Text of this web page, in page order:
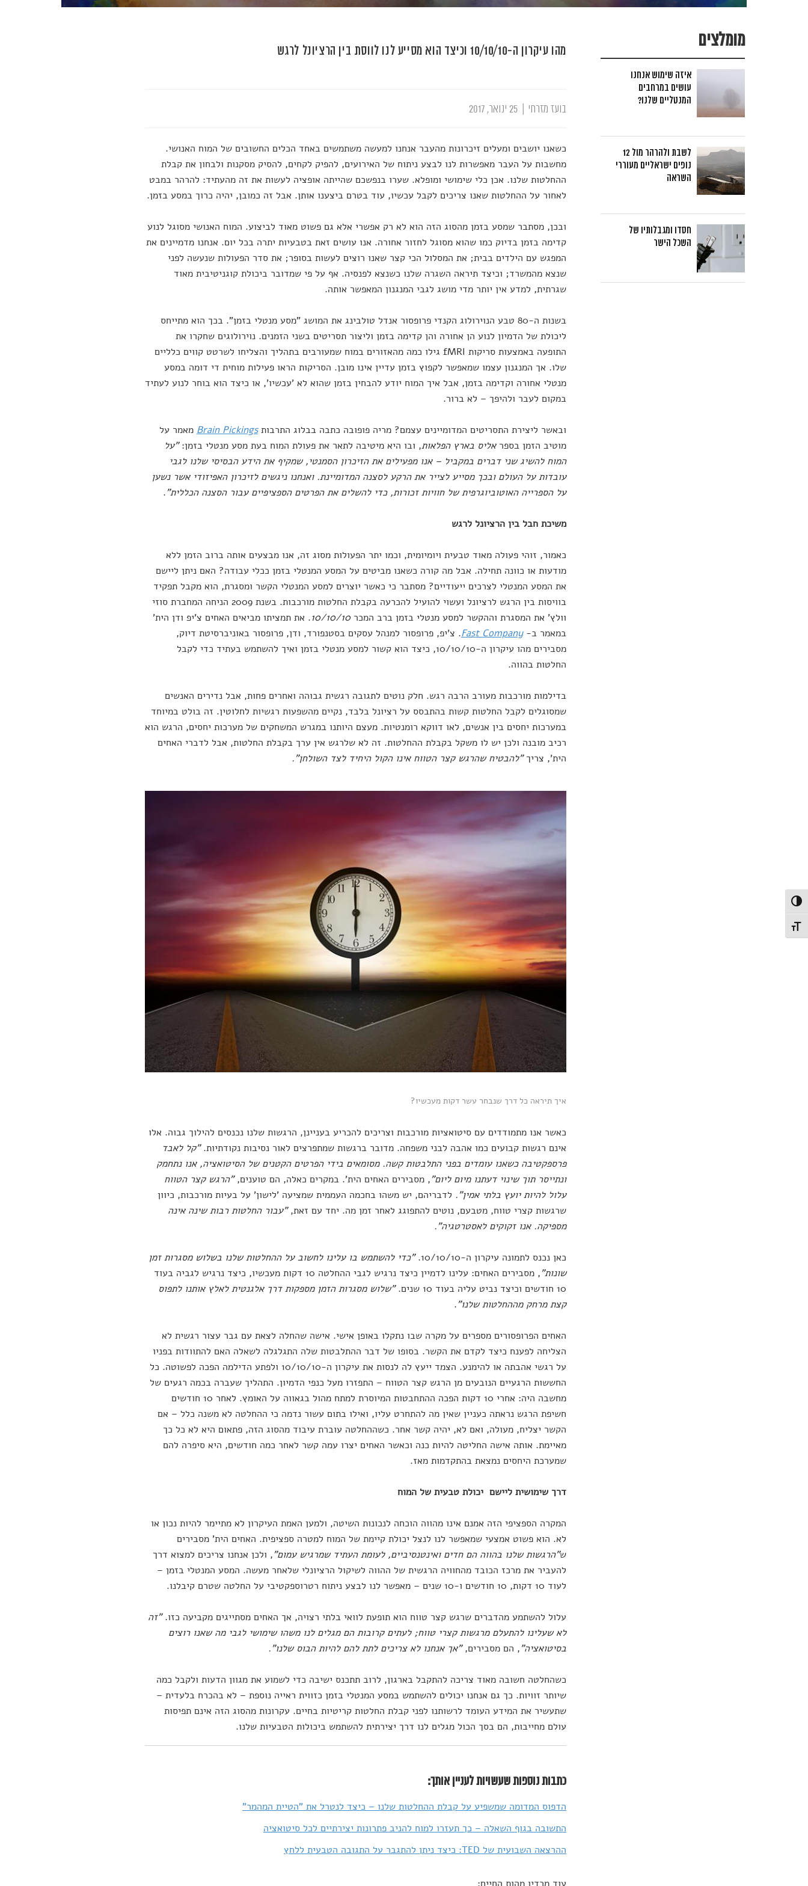
הפעל/כבה ניגודיות גבוהה
מתג גודל גופן
מהו עיקרון ה-10/10/10 וכיצד הוא מסייע לנו לווסת בין הרציונל לרגש
בועז מזרחי
כשאנו יושבים ומעלים זיכרונות מהעבר אנחנו למעשה משתמשים באחד הכלים החשובים של המוח האנושי.
מחשבות על העבר מאפשרות לנו לבצע ניתוח של האירועים, להפיק לקחים, להסיק מסקנות ולבחון את קבלת
ההחלטות שלנו. אכן כלי שימושי ומופלא. שערו בנפשכם שהייתה אופציה לעשות את זה מהעתיד: להרהר במבט
לאחור על ההחלטות שאנו צריכים לקבל עכשיו, עוד בטרם ביצענו אותן. אבל זה כמובן, יהיה כרוך במסע בזמן.
ובכן, מסתבר שמסע בזמן מהסוג הזה הוא לא רק אפשרי אלא גם פשוט מאוד לביצוע. המוח האנושי מסוגל לנוע
קדימה בזמן בדיוק כמו שהוא מסוגל לחזור אחורה. אנו עושים זאת בטבעיות יתרה בכל יום. אנחנו מדמיינים את
המפגש עם הילדים בבית; את המסלול הכי קצר שאנו רוצים לעשות בסופר; את סדר הפעולות שנעשה לפני
שנצא מהמשרד; וכיצד תיראה השגרה שלנו כשנצא לפנסיה. אף על פי שמדובר ביכולת קוגניטיבית מאוד
שגרתית, למדע אין יותר מדי מושג לגבי המנגנון המאפשר אותה.
בשנות ה-80 טבע הנוירולוג הקנדי פרופסור אנדל טולבינג את המושג "מסע מנטלי בזמן". בכך הוא מתייחס
ליכולת של הדמיון לנוע הן אחורה והן קדימה בזמן וליצור תסריטים בשני הזמנים. נוירולוגים שחקרו את
התופעה באמצעות סריקות fMRI גילו כמה מהאזורים במוח שמעורבים בתהליך והצליחו לשרטט קווים כלליים
שלו. אך המנגנון עצמו שמאפשר לקפוץ בזמן עדיין אינו מובן. הסריקות הראו פעילות מוחית די דומה במסע
מנטלי אחורה וקדימה בזמן, אבל איך המוח יודע להבחין בזמן שהוא לא 'עכשיו', או כיצד הוא בוחר לנוע לעתיד
במקום לעבר ולהיפך – לא ברור.
ובאשר ליצירת התסריטים המדומיינים עצמם? מריה פופובה כתבה בבלוג התרבותBrain Pickings מאמר על
מוטיב הזמן בספראליס בארץ הפלאות, ובו היא מיטיבה לתאר את פעולת המוח בעת מסע מנטלי בזמן:"על
המוח להשיג שני דברים במקביל – אנו מפעילים את הזיכרון הסמנטי, שמקיף את הידע הבסיסי שלנו לגבי
עובדות על העולם ובכך מסייע לצייר את הרקע לסצנה המדומיינת. ואנחנו ניגשים לזיכרון האפיזודי אשר נשען
על הספרייה האוטוביוגרפית של חוויות זכורות, כדי להשלים את הפרטים הספציפיים עבור הסצנה הכללית".
משיכת חבל בין הרציונל לרגש
כאמור, זוהי פעולה מאוד טבעית ויומיומית, וכמו יתר הפעולות מסוג זה, אנו מבצעים אותה ברוב הזמן ללא
מודעות או כוונה תחילה. אבל מה קורה כשאנו מביטים על המסע המנטלי בזמן ככלי עבודה? האם ניתן ליישם
את המסע המנטלי לצרכים ייעודיים? מסתבר כי כאשר יוצרים למסע המנטלי הקשר ומסגרת, הוא מקבל תפקיד
בוויסות בין הרגש לרציונל ועשוי להועיל להכרעה בקבלת החלטות מורכבות. בשנת 2009 הניחה המחברת סוזי
וולץ' את המסגרת וההקשר למסע מנטלי בזמן ברב המכר10/10/10. את תמציתו מביאים האחים צ'יפ ודן הית'
במאמר ב-Fast Company. צ'יפ, פרופסור למנהל עסקים בסטנפורד, ודן, פרופסור באוניברסיטת דיוק,
מסבירים מהו עיקרון ה-10/10/10, כיצד הוא קשור למסע מנטלי בזמן ואיך להשתמש בעתיד כדי לקבל
החלטות בהווה.
בדילמות מורכבות מעורב הרבה רגש. חלק נוטים לתגובה רגשית גבוהה ואחרים פחות, אבל נדירים האנשים
שמסוגלים לקבל החלטות קשות בהתבסס על רציונל בלבד, נקיים מהשפעות רגשיות לחלוטין. זה בולט במיוחד
במערכות יחסים בין אנשים, לאו דווקא רומנטיות. מעצם היותנו במגרש המשחקים של מערכות יחסים, הרגש הוא
רכיב מובנה ולכן יש לו משקל בקבלת ההחלטות. זה לא שלרגש אין ערך בקבלת החלטות, אבל לדברי האחים
הית', צריך"להבטיח שהרגש קצר הטווח אינו הקול היחיד לצד השולחן".
איך תיראה כל דרך שנבחר עשר דקות מעכשיו?
כאשר אנו מתמודדים עם סיטואציות מורכבות וצריכים להכריע בעניינן, הרגשות שלנו נכנסים להילוך גבוה. אלו
אינם רגשות קבועים כמו אהבה לבני משפחה. מדובר ברגשות שמתפרצים לאור נסיבות נקודתיות."קל לאבד
פרספקטיבה כשאנו עומדים בפני התלבטות קשה. מסומאים בידי הפרטים הקטנים של הסיטואציה, אנו נתחמק
ונתייסר תוך שינוי דעתנו מיום ליום", מסבירים האחים הית'. במקרים כאלה, הם טוענים,"הרגש קצר הטווח
עלול להיות יועץ בלתי אמין". לדבריהם, יש משהו בחכמה העממית שמציעה 'לישון' על בעיות מורכבות, כיוון
שרגשות קצרי טווח, מטבעם, נוטים להתפוגג לאחר זמן מה. יחד עם זאת,"עבור החלטות רבות שינה אינה
מספיקה. אנו זקוקים לאסטרטגיה".
כאן נכנס לתמונה עיקרון ה-10/10/10.
"כדי להשתמש בו עלינו לחשוב על ההחלטות שלנו בשלוש מסגרות זמן
שונות"
, מסבירים האחים: עלינו לדמיין כיצד נרגיש לגבי ההחלטה 10 דקות מעכשיו, כיצד נרגיש לגביה בעוד
10 חודשים וכיצד נביט עליה בעוד 10 שנים.
"שלוש מסגרות הזמן מספקות דרך אלגנטית לאלץ אותנו לתפוס
קצת מרחק מההחלטות שלנו".
האחים הפרופסורים מספרים על מקרה שבו נתקלו באופן אישי. אישה שהחלה לצאת עם גבר עצור רגשית לא
הצליחה לפענח כיצד לקדם את הקשר. בסופו של דבר ההתלבטות שלה התגלגלה לשאלה האם להתוודות בפניו
על רגשי אהבתה או להימנע. הצמד ייעץ לה לנסות את עיקרון ה-10/10/10 ולפתע הדילמה הפכה לפשוטה. כל
החששות הרגעיים הנובעים מן הרגש קצר הטווח – התפזרו מעל כנפי הדמיון. התהליך שעברה בכמה רגעים של
מחשבה היה: אחרי 10 דקות הפכה ההתחבטות המיוסרת למתח מהול בגאווה על האומץ. לאחר 10 חודשים
חשיפת הרגש נראתה כעניין שאין מה להתחרט עליו, ואילו בתום עשור נדמה כי ההחלטה לא משנה כלל – אם
הקשר יצליח, מעולה, ואם לא, יהיה קשר אחר. כשההחלטה עוברת עיבוד מהסוג הזה, פתאום היא לא כל כך
מאיימת. אותה אישה החליטה להיות כנה וכאשר האחים יצרו עמה קשר לאחר כמה חודשים, היא סיפרה להם
שמערכת היחסים נמצאת בהתקדמות מאז.
דרך שימושית ליישם יכולת טבעית של המוח
המקרה הספציפי הזה אמנם אינו מהווה הוכחה לנכונות השיטה, ולמען האמת העיקרון לא מתיימר להיות נכון או
לא. הוא פשוט אמצעי שמאפשר לנו לנצל יכולת קיימת של המוח למטרה ספציפית. האחים הית' מסבירים
ש"הרגשות שלנו בהווה הם חדים ואינטנסיביים, לעומת העתיד שמרגיש עמום", ולכן אנחנו צריכים למצוא דרך
להעביר את מרכז הכובד מהחוויה הרגשית של ההווה לשיקול הרציונלי שלאחר מעשה. המסע המנטלי בזמן –
לעוד 10 דקות, 10 חודשים ו-10 שנים – מאפשר לנו לבצע ניתוח רטרוספקטיבי על החלטה שטרם קיבלנו.
עלול להשתמע מהדברים שרגש קצר טווח הוא תופעת לוואי בלתי רצויה, אך האחים מסתייגים מקביעה כזו."זה
לא שעלינו להתעלם מרגשות קצרי טווח; לעתים קרובות הם מגלים לנו משהו שימושי לגבי מה שאנו רוצים
בסיטואציה", הם מסבירים,"אך אנחנו לא צריכים לתת להם להיות הבוס שלנו".
כשהחלטה חשובה מאוד צריכה להתקבל בארגון, לרוב תתכנס ישיבה כדי לשמוע את מגוון הדעות ולקבל כמה
שיותר זוויות. כך גם אנחנו יכולים להשתמש במסע המנטלי בזמן כזווית ראייה נוספת – לא בהכרח בלעדית –
שתעשיר את המידע העומד לרשותנו לפני קבלת החלטות קריטיות בחיים. עקרונות מהסוג הזה אינם תפיסות
עולם מחייבות, הם בסך הכול מגלים לנו דרך יצירתית להשתמש ביכולות הטבעיות שלנו.
כתבות נוספות שעשויות לעניין אותך:
הדפוס המדומה שמשפיע על קבלת ההחלטות שלנו – כיצד לנטרל את "הטיית המהמר"
התשובה בגוף השאלה – כך תעזרו למוח להניב פתרונות יצירתיים לכל סיטואציה
ההרצאה השבועית של TED: כיצד ניתן להתגבר על התגובה הטבעית ללחץ
מומלצים
איזה שימוש אנחנו
עושים במרחבים
המנטליים שלנו?
לשבת ולהרהר מול 12
נופים ישראליים מעוררי
השראה
חסדו ומגבלותיו של
השכל הישר